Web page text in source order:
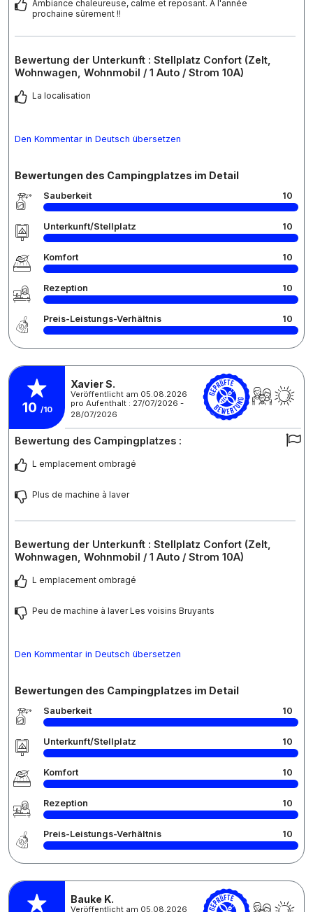
Ambiance chaleureuse, calme et reposant. A l'année
prochaine sûrement !!
Bewertung der Unterkunft : Stellplatz Confort (Zelt,
Wohnwagen, Wohnmobil / 1 Auto / Strom 10A)
La localisation
Den Kommentar in Deutsch übersetzen
Bewertungen des Campingplatzes im Detail
Sauberkeit 10
Unterkunft/Stellplatz 10
Komfort 10
Rezeption 10
Preis-Leistungs-Verhältnis 10
10 /10
Xavier S.
Veröffentlicht am 05.08.2026
pro Aufenthalt : 27/07/2026 -
28/07/2026
Bewertung des Campingplatzes :
L emplacement ombragé
Plus de machine à laver
Bewertung der Unterkunft : Stellplatz Confort (Zelt,
Wohnwagen, Wohnmobil / 1 Auto / Strom 10A)
L emplacement ombragé
Peu de machine à laver Les voisins Bruyants
Den Kommentar in Deutsch übersetzen
Bewertungen des Campingplatzes im Detail
Sauberkeit 10
Unterkunft/Stellplatz 10
Komfort 10
Rezeption 10
Preis-Leistungs-Verhältnis 10
Bauke K.
Veröffentlicht am 05.08.2026